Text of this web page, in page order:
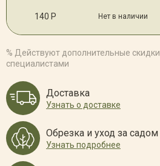
140 Р Нет в наличии
% Действуют дополнительные
специалистами
Доставка
Узнать о доставке
Обрезка и уход за садом
Узнать подробнее